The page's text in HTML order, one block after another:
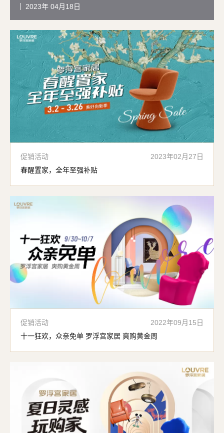
04月18日
2023
促销活动
2023年02月27日
春醒置家，全年至强补贴
促销活动
2022年09月15日
十一狂欢，众亲免单 罗浮宫家居 爽购黄金周